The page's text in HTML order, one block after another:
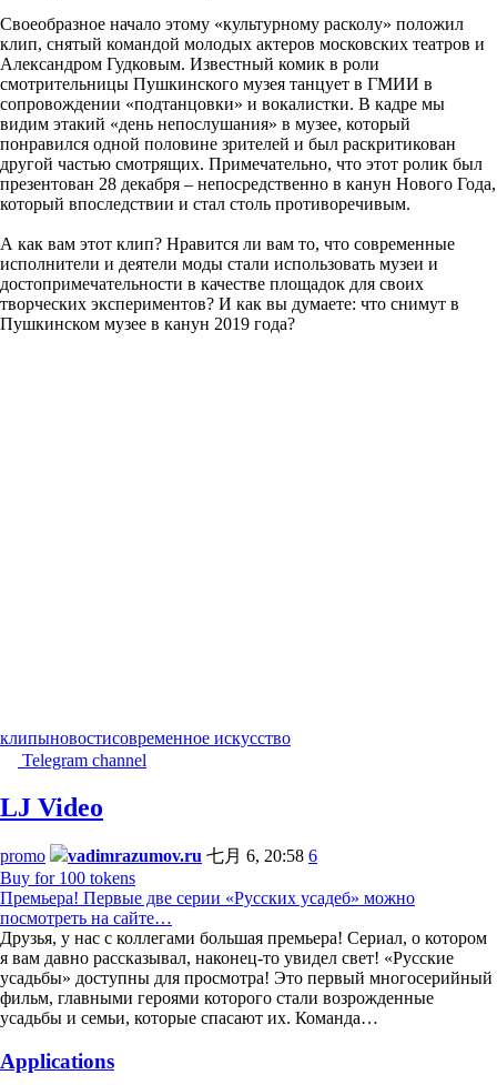
Своеобразное начало этому «культурному расколу» положил
клип, снятый командой молодых актеров московских театров и
Александром Гудковым. Известный комик в роли
смотрительницы Пушкинского музея танцует в ГМИИ в
сопровождении «подтанцовки» и вокалистки. В кадре мы
видим этакий «день непослушания» в музее, который
понравился одной половине зрителей и был раскритикован
другой частью смотрящих. Примечательно, что этот ролик был
презентован 28 декабря – непосредственно в канун Нового Года,
который впоследствии и стал столь противоречивым.
А как вам этот клип? Нравится ли вам то, что современные
исполнители и деятели моды стали использовать музеи и
достопримечательности в качестве площадок для своих
творческих экспериментов? И как вы думаете: что снимут в
Пушкинском музее в канун 2019 года?
клипыновостисовременное искусство
Telegram channel
LJ Video
promo vadimrazumov.ru 七月 6, 20:58 6
Buy for 100 tokens
Премьера! Первые две серии «Русских усадеб» можно
посмотреть на сайте…
Друзья, у нас с коллегами большая премьера! Сериал, о котором
я вам давно рассказывал, наконец-то увидел свет! «Русские
усадьбы» доступны для просмотра! Это первый многосерийный
фильм, главными героями которого стали возрожденные
усадьбы и семьи, которые спасают их. Команда…
Applications